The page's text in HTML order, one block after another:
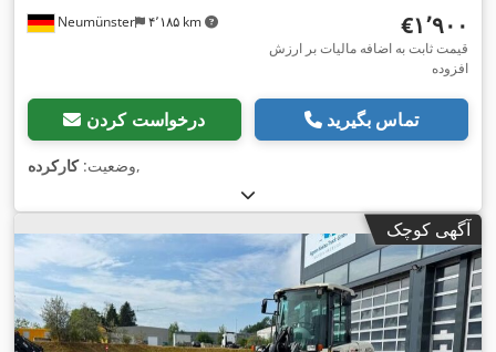
Neumünster ۴٬۱۸۵ km ‎€۱٬۹۰۰
قیمت ثابت به اضافه مالیات بر ارزش
افزوده
درخواست کردن تماس بگیرید
وضعیت:کارکرده ,
آگهی کوچک